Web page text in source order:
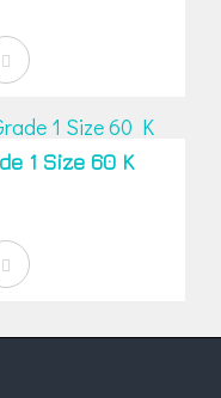
1 Size 60 K